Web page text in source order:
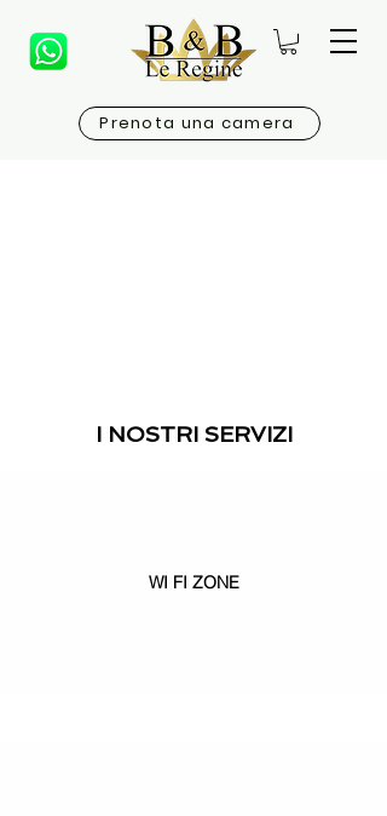
Prenota una camera
I NOSTRI SERVIZI
WI FI ZONE